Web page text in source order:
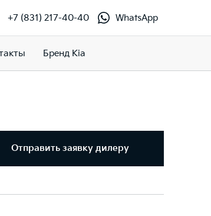
+7 (831) 217-40-40 WhatsApp
Бренд Kia
Отправить заявку дилеру